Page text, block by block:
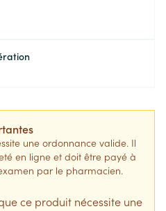
une ordonnance valide. Il
en ligne et doit être payé à
par le pharmacien.
ce produit nécessite une